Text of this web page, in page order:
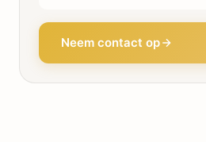
Neem contact op